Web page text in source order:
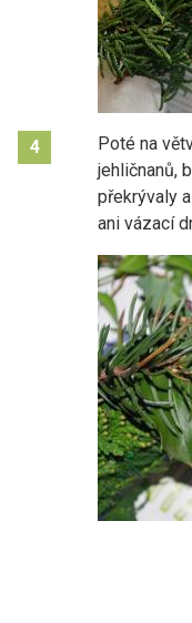
4
Poté na
jehličnanů,
překrývaly
ani vázací